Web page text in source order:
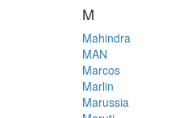
M
Mahindra
MAN
Marcos
Marlin
Marussia